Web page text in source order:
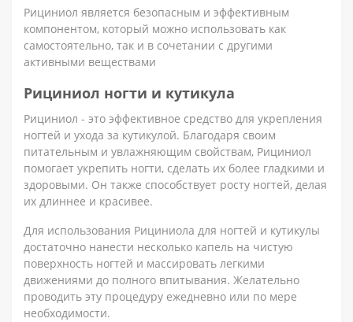
Рициниол является безопасным и эффективным
компонентом, который можно использовать как
самостоятельно, так и в сочетании с другими
активными веществами
Рициниол ногти и кутикула
Рициниол - это эффективное средство для укрепления
ногтей и ухода за кутикулой. Благодаря своим
питательным и увлажняющим свойствам, Рициниол
помогает укрепить ногти, сделать их более гладкими и
здоровыми. Он также способствует росту ногтей, делая
их длиннее и красивее.
Для использования Рициниола для ногтей и кутикулы
достаточно нанести несколько капель на чистую
поверхность ногтей и массировать легкими
движениями до полного впитывания. Желательно
проводить эту процедуру ежедневно или по мере
необходимости.